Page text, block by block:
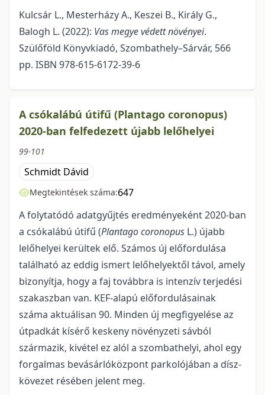
Kulcsár L., Mesterházy A., Keszei B., Király G.,
Balogh L. (2022): Vas megye védett növényei.
Szülőföld Könyvkiadó, Szombathely–Sárvár, 566
pp. ISBN 978-615-6172-39-6
A csókalábú útifű (Plantago coronopus)
2020-ban felfedezett újabb lelőhelyei
99-101
Schmidt Dávid
Megtekintések száma:647
A folytatódó adatgyűjtés eredményeként 2020-ban
a csókalábú útifű (Plantago coronopus L.) újabb
lelőhelyei kerültek elő. Számos új előfordulása
található az eddig ismert lelőhelyek­től távol, amely
bizonyítja, hogy a faj továbbra is intenzív terjedési
szakaszban van. KEF-alapú előfordu­lásainak
száma aktuálisan 90. Minden új megfigyelése az
útpadkát kísérő keskeny növényzeti sávból
származik, kivétel ez alól a szombathelyi, ahol egy
forgalmas bevásárlóközpont parkolójában a dísz­
kövezet résében jelent meg.